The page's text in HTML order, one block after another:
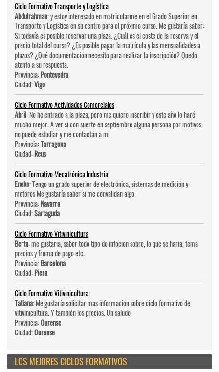
Ciclo Formativo Transporte y Logística
Abdulrahman: y estoy interesado en matricularme en el Grado Superior en
Transporte y Logística en su centro para el próximo curso. Me gustaría saber:
Si todavía es posible reservar una plaza. ¿Cuál es el coste de la reserva y el
precio total del curso? ¿Es posible pagar la matrícula y las mensualidades a
plazos? ¿Qué documentación necesito para realizar la inscripción? Quedo
atento a su respuesta.
Provincia:Pontevedra
Ciudad:Vigo
Ciclo Formativo Actividades Comerciales
Abril: No he entrado a la plaza, pero me quiero inscribir y este año lo haré
mucho mejor. A ver si con suerte en septiembre alguna persona por motivos,
no puede estudiar y me contactan a mi
Provincia:Tarragona
Ciudad:Reus
Ciclo Formativo Mecatrónica Industrial
Eneko: Tengo un grado superior de electrónica, sistemas de medición y
motores Me gustaría saber si me convalidan algo
Provincia:Navarra
Ciudad:Sartaguda
Ciclo Formativo Vitivinicultura
Berta: me gustaria, saber todo tipo de infocion sobre, lo que se haria, tema
precios y froma de pago etc.
Provincia:Barcelona
Ciudad:Piera
Ciclo Formativo Vitivinicultura
Tatiana: Me gustaría solicitar mas información sobre ciclo formativo de
vitivinicultura. Y también los precios. Un saludo
Provincia:Ourense
Ciudad:Ourense
LOS MEJORES CICLOS FORMATIVOS